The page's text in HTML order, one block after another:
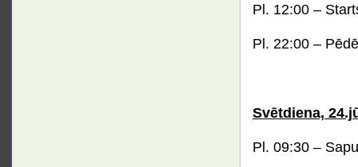
Pl. 12:00 –
Pl. 22:00 –
Svētdiena,
Pl. 09:30 –